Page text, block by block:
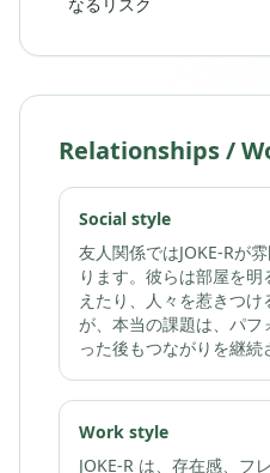
Relationships /
Social style
友人関係ではJOKE-Rが
ります。彼らは部屋を
えたり、人々を惹きつ
が、本当の課題は、パ
った後もつながりを継続
Work style
JOKE-R は、存在感、フ